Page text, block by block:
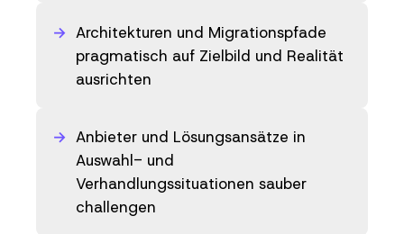
Architekturen und Migrationspfade
pragmatisch auf Zielbild und Realität
ausrichten
Anbieter und Lösungsansätze in
Auswahl- und
Verhandlungssituationen sauber
challengen